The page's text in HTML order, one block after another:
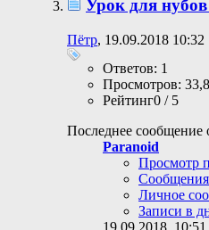
Урок для
Пётр, 19.09.2018 10:32
Ответов: 1
Просмотров:
Рейтинг0 / 5
Последнее сообщение
Paranoid
Просмотр
Личное
Записи в
19.09.2018, 10:51